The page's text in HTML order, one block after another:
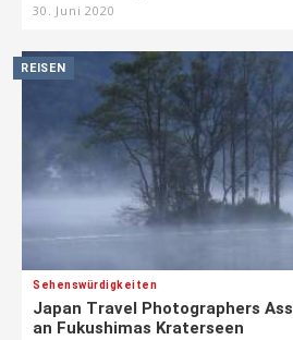
30. Juni 2020
REISEN
Sehenswürdigkeiten
Japan Travel Photographers
an Fukushimas Kraterseen